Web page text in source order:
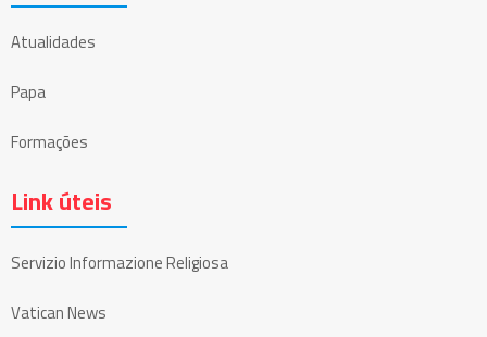
Atualidades
Papa
Formações
Link úteis
Servizio Informazione Religiosa
Vatican News